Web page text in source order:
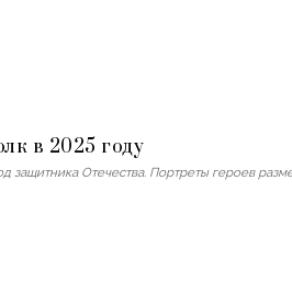
в 2025 году
защитника Отечества. Портреты героев